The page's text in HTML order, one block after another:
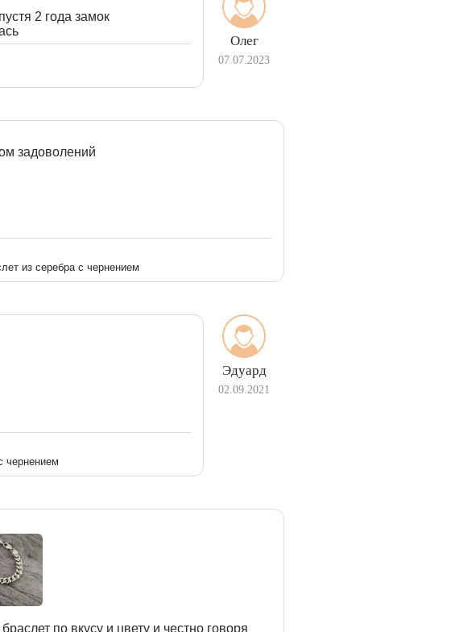
Олег
07.07.2023
2 года замок
задоволений
из серебра с чернением
Эдуард
02.09.2021
чернением
по вкусу и цвету и честно говоря